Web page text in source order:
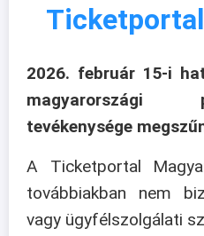
2026. február 15-i
magyarországi
tevékenysége
A Ticketportal
továbbiakban nem
vagy ügyfélszolgálati